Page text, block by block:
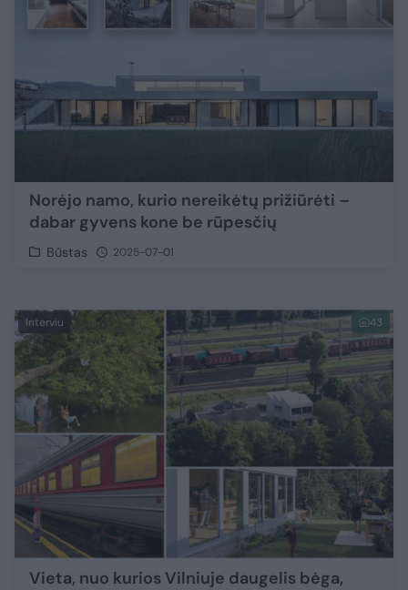
Norėjo namo, kurio nereikėtų prižiūrėti –
dabar gyvens kone be rūpesčių
Būstas 2025-07-01
Interviu 43
Vieta, nuo kurios Vilniuje daugelis bėga,